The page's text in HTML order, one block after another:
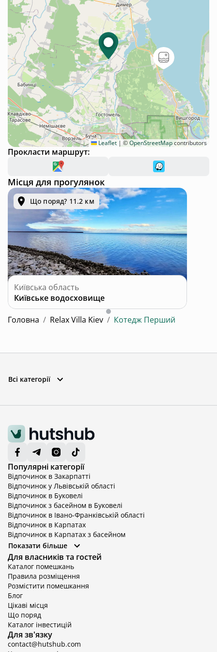
Leaflet | ©OpenStreetMapcontributors
Прокласти маршрут:
Місця для прогулянок
Що поряд? 11.2 км
Київська область
Київське водосховище
Головна / Relax Villa Kiev / Котедж Перший
Всі категорії
Популярні категорії
Відпочинок в Закарпатті
Відпочинок у Львівській області
Відпочинок в Буковелі
Відпочинок з басейном в Буковелі
Відпочинок в Івано-Франківській області
Відпочинок в Карпатах
Відпочинок в Карпатах з басейном
Відпочинок в Київській області
Відпочинок в Київській області з басейном
Відпочинок в Тернопільській області
Відпочинок у Вінницькій області
Відпочинок в Яремче
Відпочинок у Львівській області з басейном
Відпочинок з басейном в Тернопільській області
Показати більше
Для власників та гостей
Каталог помешкань
Правила розміщення
Розмістити помешкання
Блог
Цікаві місця
Що поряд
Каталог інвестицій
Для зв'язку
contact@hutshub.com